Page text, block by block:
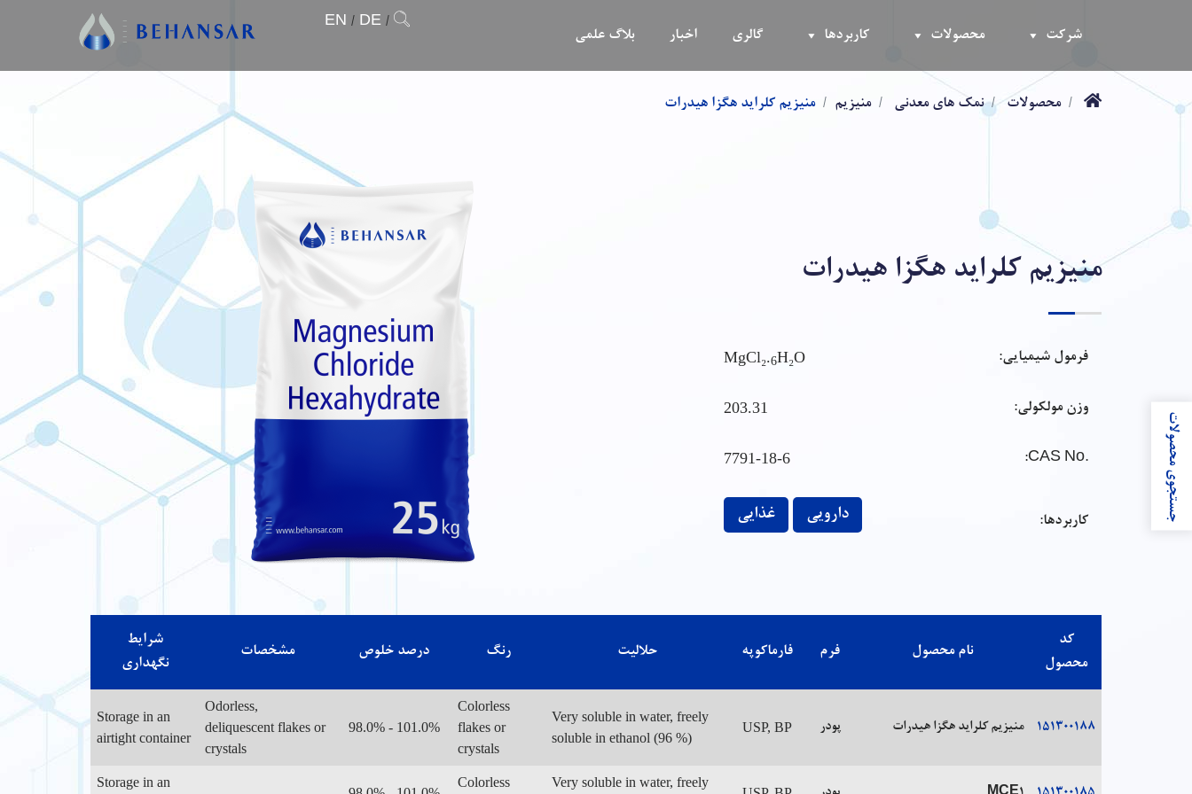
شرکت محصولات کاربردها گالری اخبار بلاگ علمی
EN / DE /
محصولات نمک های معدنی منیزیم منیزیم کلراید هگزا هیدرات
منیزیم کلراید هگزا هیدرات
فرمول شیمیایی: MgCl₂.6H₂O
وزن مولکولی: 203.31
.CAS No
:
7791-18-6
کاربردها: دارویی غذایی
کد
محصول
نام محصول فرم فارماکوپه حلالیت رنگ درصد خلوص مشخصات
شرایط
نگهداری
151300188 منیزیم کلراید هگزا هیدرات پودر USP, BP
Very soluble in water, freely
soluble in ethanol (96 %)
Colorless
flakes or
crystals
98.0% - 101.0%
Odorless,
deliquescent flakes or
crystals
Storage in an
airtight container
Very soluble in water, freely
Colorless
Storage in an
جستجوی محصولات